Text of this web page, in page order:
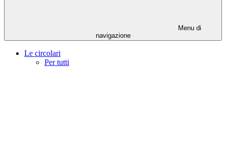
Menu di
navigazione
Le circolari
Per tutti